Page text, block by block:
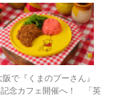
で『くまのプーさん』
記念カフェ開催へ！ 「英